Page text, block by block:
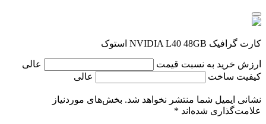
کارت گرافیک NVIDIA L40 48GB استوک
ارزش خرید به نسبت قیمت
عالی
کیفیت ساخت
عالی
نشانی ایمیل شما منتشر نخواهد شد. بخش‌های موردنیاز
علامت‌گذاری شده‌اند *